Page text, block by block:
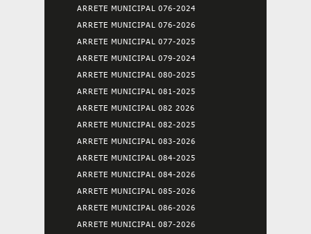
ARRETE MUNICIPAL 076-2024
ARRETE MUNICIPAL 076-2026
ARRETE MUNICIPAL 077-2025
ARRETE MUNICIPAL 079-2024
ARRETE MUNICIPAL 080-2025
ARRETE MUNICIPAL 081-2025
ARRETE MUNICIPAL 082 2026
ARRETE MUNICIPAL 082-2025
ARRETE MUNICIPAL 083-2026
ARRETE MUNICIPAL 084-2025
ARRETE MUNICIPAL 084-2026
ARRETE MUNICIPAL 085-2026
ARRETE MUNICIPAL 086-2026
ARRETE MUNICIPAL 087-2026